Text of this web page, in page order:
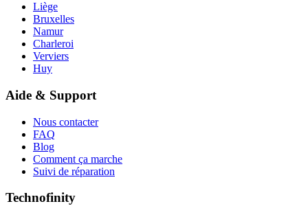
Liège
Bruxelles
Namur
Charleroi
Verviers
Huy
Aide & Support
Nous contacter
FAQ
Blog
Comment ça marche
Suivi de réparation
Technofinity